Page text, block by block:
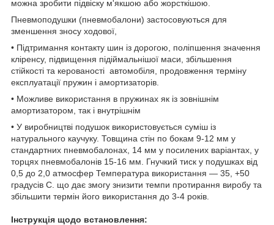
можна зробити підвіску м'якшою або жорсткішою.
Пневмоподушки (пневмобалони) застосовуються для
зменшення зносу ходової,
• Підтримання контакту шин із дорогою, поліпшення значення
кліренсу, підвищення підіймальнішої маси, збільшення
стійкості та керованості автомобіля, продовження терміну
експлуатації пружин і амортизаторів.
• Можливе використання в пружинах як із зовнішнім
амортизатором, так і внутрішнім
• У виробництві подушок використовується суміш із
натурального каучуку. Товщина стін по бокам 9-12 мм у
стандартних пневмобалонах, 14 мм у посилених варіантах, у
торцях пневмобалонів 15-16 мм. Гнучкий тиск у подушках від
0,5 до 2,0 атмосфер Температура використання — 35, +50
градусів С. що дає змогу знизити темпи протирання виробу та
збільшити термін його використання до 3-4 років.
Інструкція щодо встановлення: